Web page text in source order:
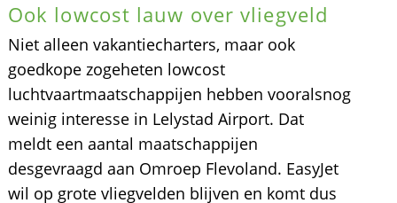
Ook lowcost lauw over vliegveld
Niet alleen vakantiecharters, maar ook
goedkope zogeheten lowcost
luchtvaartmaatschappijen hebben vooralsnog
weinig interesse in Lelystad Airport. Dat
meldt een aantal maatschappijen
desgevraagd aan Omroep Flevoland. EasyJet
wil op grote vliegvelden blijven en komt dus